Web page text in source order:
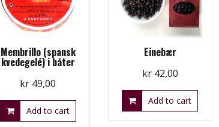
Membrillo (spansk
kvedegelé) i båter
kr 49,00
Add to cart
Einebær
kr42,00
Add to cart